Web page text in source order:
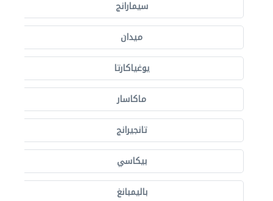
سيمارانج
ميدان
يوغياكارتا
ماكاسار
تانجيرانج
بيكاسي
باليمبانغ